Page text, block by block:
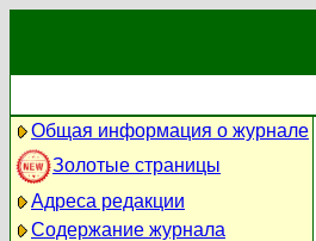
Общая информация о журнале
Золотые страницы
Адреса редакции
Содержание журнала